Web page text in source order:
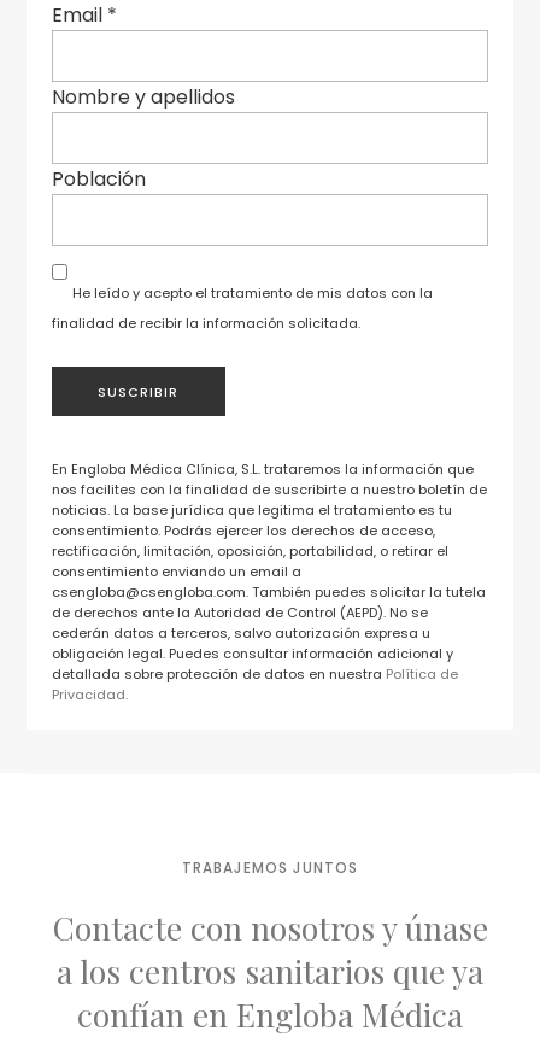
Email *
Nombre y apellidos
Población
He leído y acepto el tratamiento de mis datos con la
finalidad de recibir la información solicitada.
En Engloba Médica Clínica, S.L. trataremos la información que
nos facilites con la finalidad de suscribirte a nuestro boletín de
noticias. La base jurídica que legitima el tratamiento es tu
consentimiento. Podrás ejercer los derechos de acceso,
rectificación, limitación, oposición, portabilidad, o retirar el
consentimiento enviando un email a
csengloba@csengloba.com. También puedes solicitar la tutela
de derechos ante la Autoridad de Control (AEPD). No se
cederán datos a terceros, salvo autorización expresa u
obligación legal. Puedes consultar información adicional y
detallada sobre protección de datos en nuestra Política de
Privacidad.
TRABAJEMOS JUNTOS
Contacte con nosotros y únase
a los centros sanitarios que ya
confían en Engloba Médica